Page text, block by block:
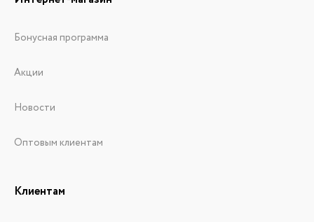
Бонусная программа
Акции
Новости
Оптовым клиентам
Клиентам